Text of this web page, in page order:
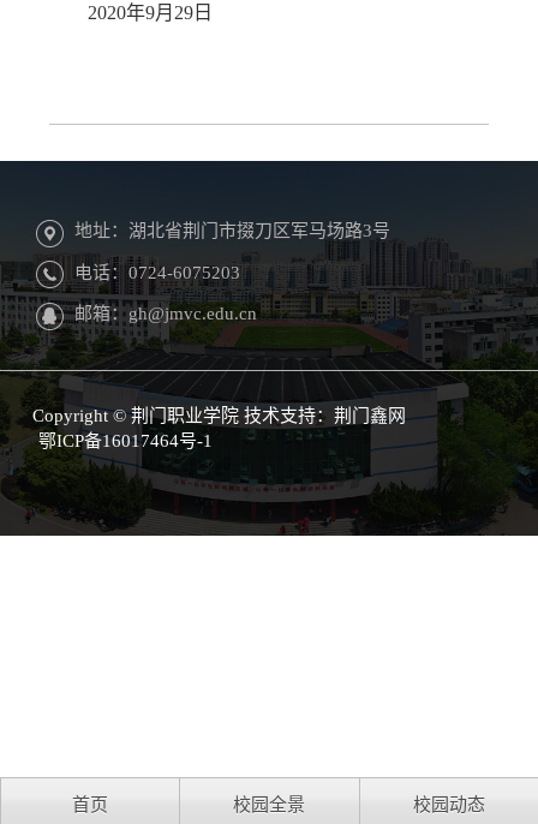
2020年9月29日
地址：湖北省荆门市掇刀区军马场路3号
电话：0724-6075203
邮箱：gh@jmvc.edu.cn
Copyright © 荆门职业学院 技术支持：荆门鑫网
鄂ICP备16017464号-1
首页 校园全景 校园动态